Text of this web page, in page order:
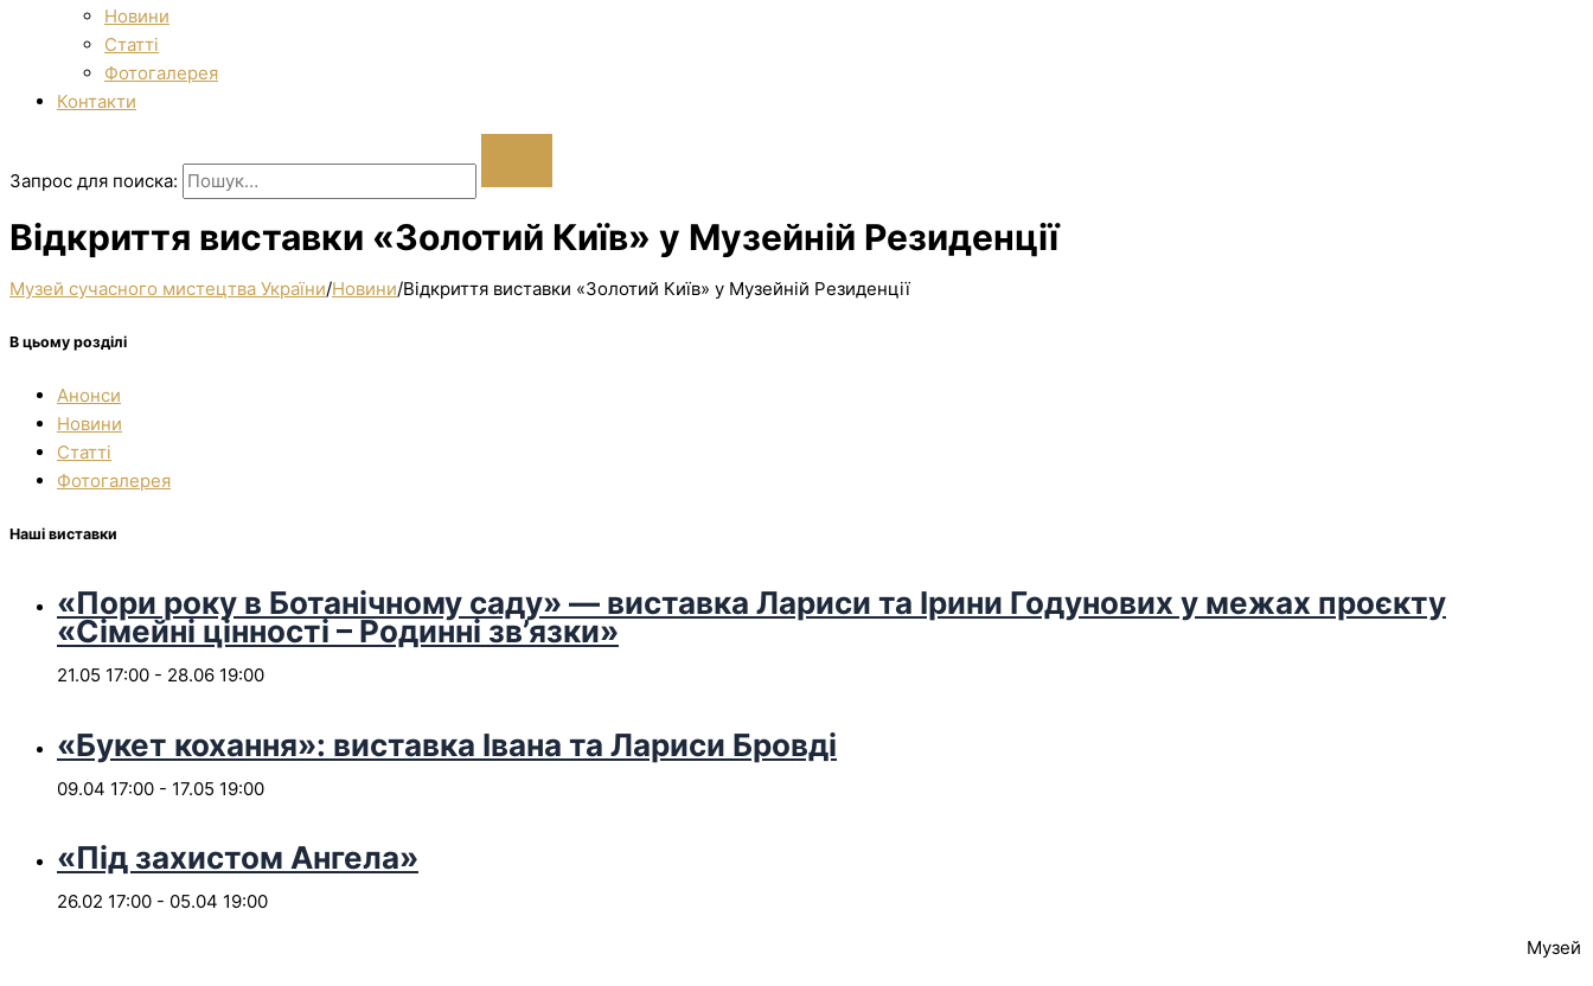
Новини
Статті
Фотогалерея
Контакти
Запрос для поиска:
Відкриття виставки «Золотий Київ» у Музейній Резиденції
Музей сучасного мистецтва України/Новини/Відкриття виставки «Золотий Київ» у Музейній Резиденції
В цьому розділі
Анонси
Новини
Статті
Фотогалерея
Наші виставки
«Пори року в Ботанічному саду» — виставка Лариси та Ірини Годунових у межах проєкту
«Сімейні цінності – Родинні зв’язки»
21.05 17:00 - 28.06 19:00
«Букет кохання»: виставка Івана та Лариси Бровді
09.04 17:00 - 17.05 19:00
«Під захистом Ангела»
26.02 17:00 - 05.04 19:00
Музей